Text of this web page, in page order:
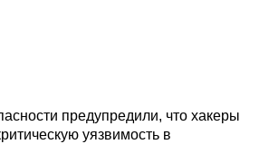
предупредили, что хакеры
уязвимость в